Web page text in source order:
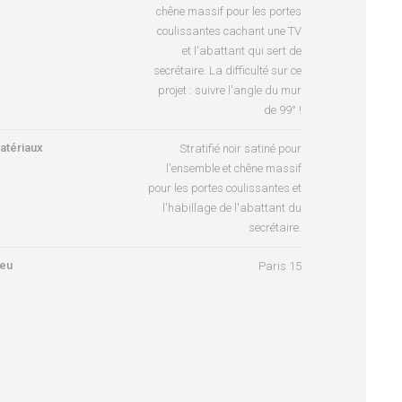
chêne massif pour les portes
coulissantes cachant une TV
et l'abattant qui sert de
secrétaire. La difficulté sur ce
projet : suivre l'angle du mur
de 99° !
Stratifié noir satiné pour
l'ensemble et chêne massif
pour les portes coulissantes et
l'habillage de l'abattant du
secrétaire.
Paris 15